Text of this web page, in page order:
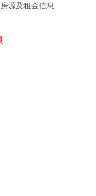
元/小时
源及租金信息